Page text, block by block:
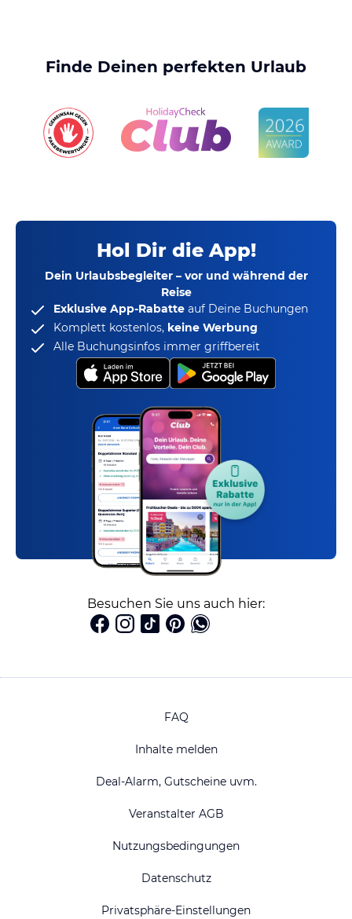
Finde Deinen perfekten Urlaub
Hol Dir die App!
Dein Urlaubsbegleiter – vor und während der
Reise
Exklusive App-Rabatte auf Deine Buchungen
Komplett kostenlos, keine Werbung
Alle Buchungsinfos immer griffbereit
Besuchen Sie uns auch hier:
FAQ
Inhalte melden
Deal-Alarm, Gutscheine uvm.
Veranstalter AGB
Nutzungsbedingungen
Datenschutz
Privatsphäre-Einstellungen